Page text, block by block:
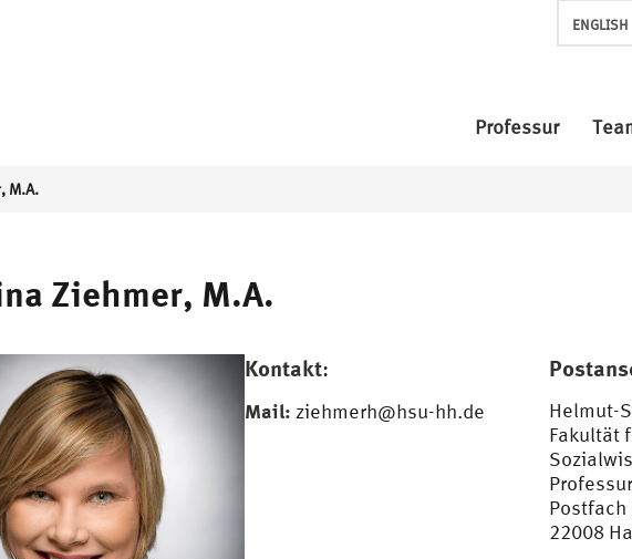
ENGLISH
Professur
M.A.
Ziehmer, M.A.
Kontakt:
Mail: ziehmerh@hsu-hh.de
Helmut-
Fakultät
Postfach
22008